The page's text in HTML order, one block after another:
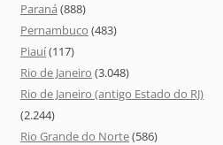
Paraná (888)
Pernambuco (483)
Piauí(117)
Rio de Janeiro (3.048)
Rio de Janeiro (antigo Estado do RJ)
(2.244)
Rio Grande do Norte(586)